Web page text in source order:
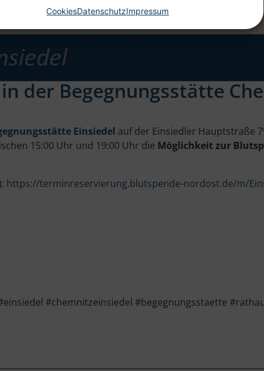
CookiesDatenschutzImpressum
der Begegnungsstätte
Einsiedel auf der Einsiedler Hauptstraße
15:00 Uhr und 19:00 Uhr die Möglichkeit zur
https://terminreservierung.blutspende-nordost.de/m/
#chemnitzeinsiedel #begegnungsstaette